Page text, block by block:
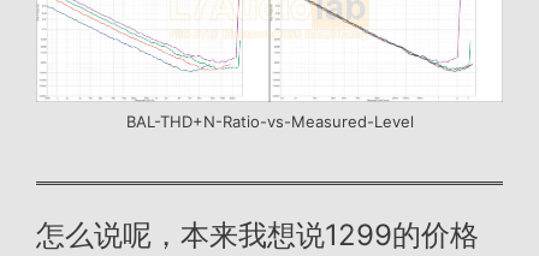
BAL-THD+N-Ratio-vs-Measured-Level
怎么说呢，本来我想说1299的价格